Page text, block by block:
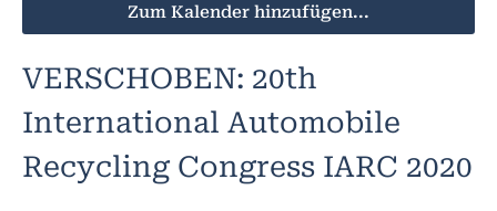
Zum Kalender hinzufügen...
VERSCHOBEN: 20th
International Automobile
Recycling Congress IARC 2020